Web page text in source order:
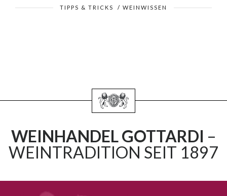
TIPPS & TRICKS / WEINWISSEN
WEINHANDEL GOTTARDI –
WEINTRADITION SEIT 1897